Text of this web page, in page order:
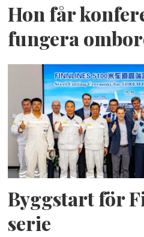
Hon får
fungera
Byggstart för
serie